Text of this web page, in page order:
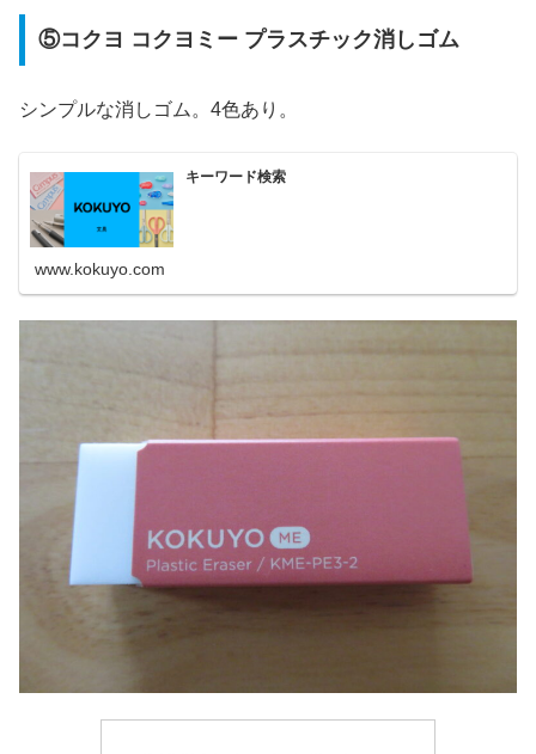
⑤コクヨ コクヨミー プラスチック消しゴム
シンプルな消しゴム。4色あり。
キーワード検索
www.kokuyo.com